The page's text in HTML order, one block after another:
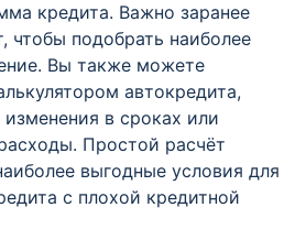
кредита. Важно заранее
чтобы подобрать наиболее
Вы также можете
автокредита,
в сроках или
Простой расчёт
выгодные условия для
с плохой кредитной